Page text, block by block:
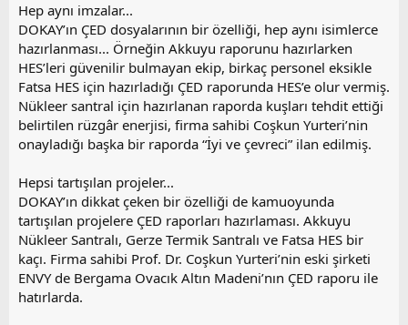
Hep aynı imzalar...
DOKAY’ın ÇED dosyalarının bir özelliği, hep aynı isimlerce
hazırlanması... Örneğin Akkuyu raporunu hazırlarken
HES’leri güvenilir bulmayan ekip, birkaç personel eksikle
Fatsa HES için hazırladığı ÇED raporunda HES’e olur vermiş.
Nükleer santral için hazırlanan raporda kuşları tehdit ettiği
belirtilen rüzgâr enerjisi, firma sahibi Coşkun Yurteri’nin
onayladığı başka bir raporda “İyi ve çevreci” ilan edilmiş.
Hepsi tartışılan projeler...
DOKAY’ın dikkat çeken bir özelliği de kamuoyunda
tartışılan projelere ÇED raporları hazırlaması. Akkuyu
Nükleer Santralı, Gerze Termik Santralı ve Fatsa HES bir
kaçı. Firma sahibi Prof. Dr. Coşkun Yurteri’nin eski şirketi
ENVY de Bergama Ovacık Altın Madeni’nın ÇED raporu ile
hatırlarda.